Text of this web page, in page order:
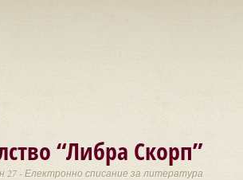
“Либра Скорп”
27 - Електронно списание за литература